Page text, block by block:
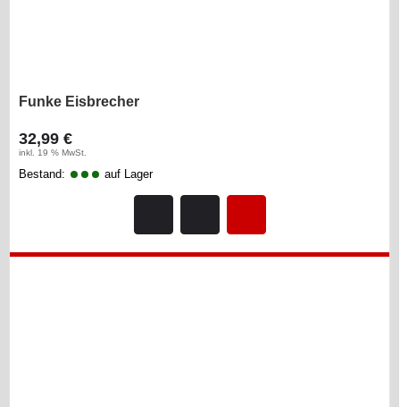
Funke Eisbrecher
32,99 €
inkl. 19 % MwSt.
Bestand: auf Lager